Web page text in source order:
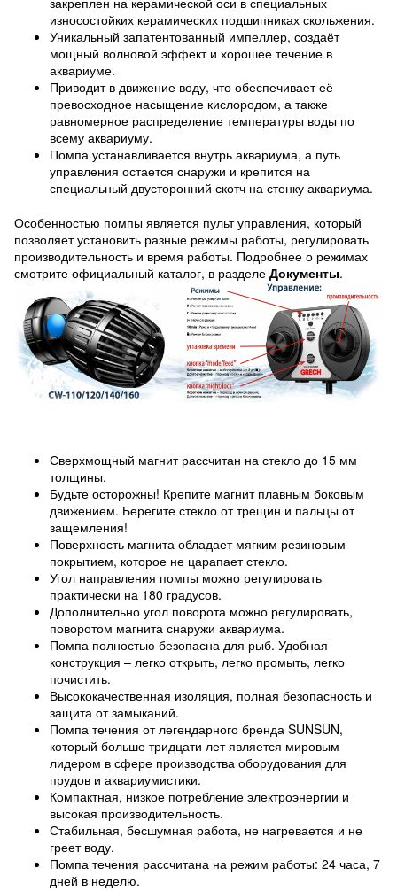
износостойких керамических подшипниках скольжения.
Уникальный запатентованный импеллер, создаёт
мощный волновой эффект и хорошее течение в
аквариуме.
Приводит в движение воду, что обеспечивает её
превосходное насыщение кислородом, а также
равномерное распределение температуры воды по
всему аквариуму.
Помпа устанавливается внутрь аквариума, а путь
управления остается снаружи и крепится на
специальный двусторонний скотч на стенку аквариума.
Особенностью помпы является пульт управления, который
позволяет установить разные режимы работы, регулировать
производительность и время работы. Подробнее о режимах
смотрите официальный каталог, в разделе Документы.
Сверхмощный магнит рассчитан на стекло до 15 мм
толщины.
Будьте осторожны! Крепите магнит плавным боковым
движением. Берегите стекло от трещин и пальцы от
защемления!
Поверхность магнита обладает мягким резиновым
покрытием, которое не царапает стекло.
Угол направления помпы можно регулировать
практически на 180 градусов.
Дополнительно угол поворота можно регулировать,
поворотом магнита снаружи аквариума.
Помпа полностью безопасна для рыб. Удобная
конструкция – легко открыть, легко промыть, легко
почистить.
Высококачественная изоляция, полная безопасность и
защита от замыканий.
Помпа течения от легендарного бренда SUNSUN,
который больше тридцати лет является мировым
лидером в сфере производства оборудования для
прудов и аквариумистики.
Компактная, низкое потребление электроэнергии и
высокая производительность.
Стабильная, бесшумная работа, не нагревается и не
греет воду.
Помпа течения рассчитана на режим работы: 24 часа, 7
дней в неделю.